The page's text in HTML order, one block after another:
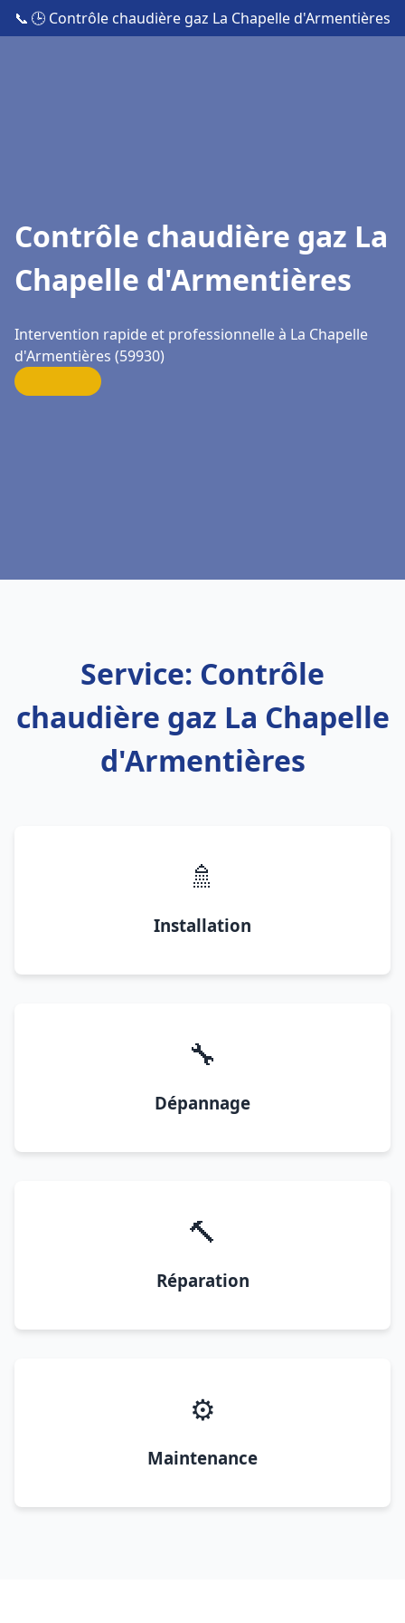
📞 🕒 Contrôle chaudière gaz La Chapelle d'Armentières
Contrôle chaudière gaz La
Chapelle d'Armentières
Intervention rapide et professionnelle à La Chapelle
d'Armentières (59930)
Service: Contrôle
chaudière gaz La Chapelle
d'Armentières
🚿
Installation
🔧
Dépannage
🔨
Réparation
⚙️
Maintenance